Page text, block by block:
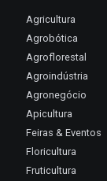
Agricultura
Agrobótica
Agroflorestal
Agroindústria
Agronegócio
Apicultura
Feiras & Eventos
Floricultura
Fruticultura